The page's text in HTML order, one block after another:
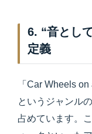
6. “音とし
定義
「Car Wheels
というジャンル
占めています。